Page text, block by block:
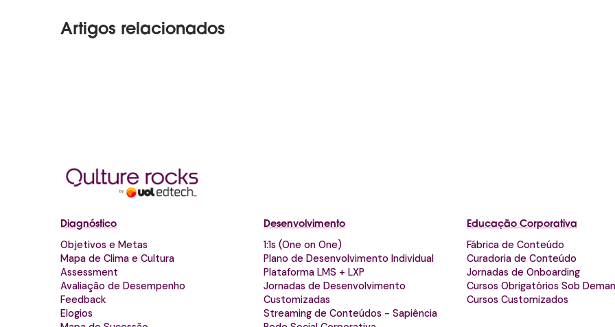
Artigos relacionados
Diagnóstico
Objetivos e Metas
Mapa de Clima e Cultura
Assessment
Avaliação de Desempenho
Feedback
Elogios
Desenvolvimento
1:1s (One on One)
Plano de Desenvolvimento Individual
Plataforma LMS + LXP
Jornadas de Desenvolvimento
Customizadas
Streaming de Conteúdos - Sapiência
Educação Corporativa
Fábrica de Conteúdo
Curadoria de Conteúdo
Jornadas de Onboarding
Cursos Obrigatórios Sob
Cursos Customizados